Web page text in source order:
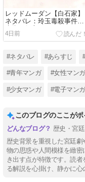
レッドムーダン【白石家】
ネタバレ：玲玉毒殺事件と
失脚の行方
4日前
#ネタバレ #あらすじ
#青年マンガ #女性マンガ
#少女マンガ #電子マンガ
このブログのここがポ
歴史・宮
歴史背景を重視した宮廷
物の思惑や人間模様を緻
き出す点が特徴です。読
る解説を心掛け、静かに心